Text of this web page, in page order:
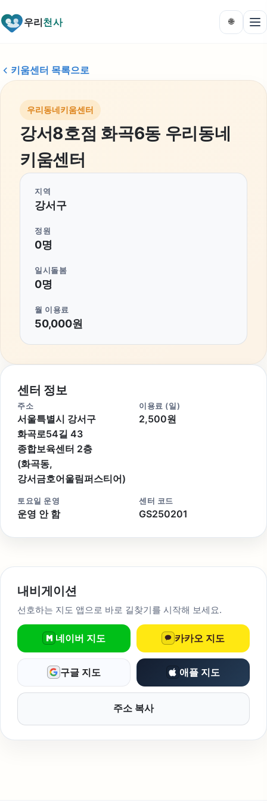
우리천사 🌐
키움센터 목록으로
우리동네키움센터
강서8호점 화곡6동 우리동네
키움센터
지역
강서구
정원
0명
일시돌봄
0명
월 이용료
50,000원
센터 정보
주소
서울특별시 강서구
화곡로54길 43
종합보육센터 2층
(화곡동,
강서금호어울림퍼스티어)
이용료 (일)
2,500원
토요일 운영
운영 안 함
센터 코드
GS250201
내비게이션
선호하는 지도 앱으로 바로 길찾기를 시작해 보세요.
네이버 지도 카카오 지도
구글 지도 애플 지도
주소 복사